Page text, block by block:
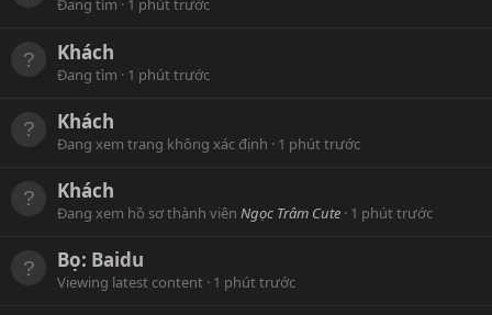
Đang tìm 1 phút trước
Khách
Đang tìm 1 phút trước
Khách
Đang xem trang không xác định 1 phút trước
Khách
Đang xem hồ sơ thành viên Ngọc Trâm Cute 1 phút trước
Bọ: Baidu
Viewing latest content 1 phút trước